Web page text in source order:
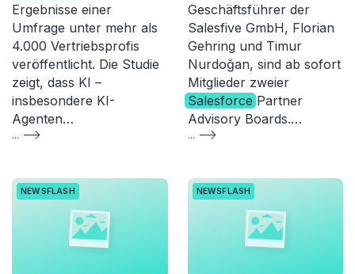
Ergebnisse einer
Umfrage unter mehr als
4.000 Vertriebsprofis
veröffentlicht. Die Studie
zeigt, dass KI –
insbesondere KI-
Agenten…
...
Geschäftsführer der
Salesfive GmbH, Florian
Gehring und Timur
Nurdoğan, sind ab sofort
Mitglieder zweier
Salesforce Partner
Advisory Boards.…
...
NEWSFLASH NEWSFLASH